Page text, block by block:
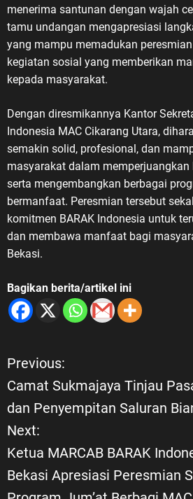
menerima santunan dengan wajah
tamu undangan mengapresiasi
yang mampu memadukan
kegiatan sosial yang memberikan
kepada masyarakat.
Dengan diresmikannya Kantor
Indonesia MAC Cikarang Utara,
semakin solid, profesional, dan
masyarakat dalam memperjuangkan
serta mengembangkan berbagai
bermanfaat. Peresmian tersebut
komitmen BARAK Indonesia untuk
dan membawa manfaat bagi
Bekasi.
Bagikan berita/artikel ini
N
a
v
i
Previous:
Camat Sukmajaya Tinjau
dan Penyempitan Saluran
Next:
Ketua MARCAB BARAK
Bekasi Apresiasi Peresmian